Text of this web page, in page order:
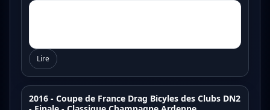
Lire
2016 - Coupe de France Drag Bicyles des Clubs DN2